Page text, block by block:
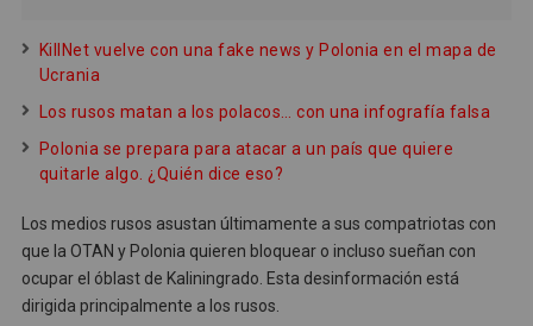
KillNet vuelve con una fake news y Polonia en el mapa de
Ucrania
Los rusos matan a los polacos… con una infografía falsa
Polonia se prepara para atacar a un país que quiere
quitarle algo. ¿Quién dice eso?
Los medios rusos asustan últimamente a sus compatriotas con
que la OTAN y Polonia quieren bloquear o incluso sueñan con
ocupar el óblast de Kaliningrado. Esta desinformación está
dirigida principalmente a los rusos.